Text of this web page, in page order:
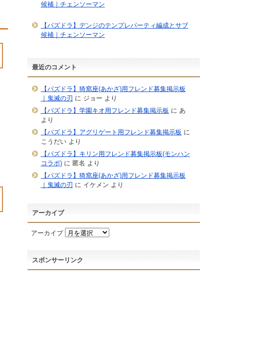
候補｜チェンソーマン
【パズドラ】デンジのテンプレパーティ編成とサブ
候補｜チェンソーマン
最近のコメント
【パズドラ】猗窩座(あかざ)用フレンド募集掲示板
｜鬼滅の刃 に ジョー より
【パズドラ】学園キオ用フレンド募集掲示板 に あ
より
【パズドラ】アグリゲート用フレンド募集掲示板 に
こうだいより
【パズドラ】キリン用フレンド募集掲示板(モンハン
コラボ)に 匿名 より
【パズドラ】猗窩座(あかざ)用フレンド募集掲示板
｜鬼滅の刃 に イケメン より
アーカイブ
アーカイブ
スポンサーリンク